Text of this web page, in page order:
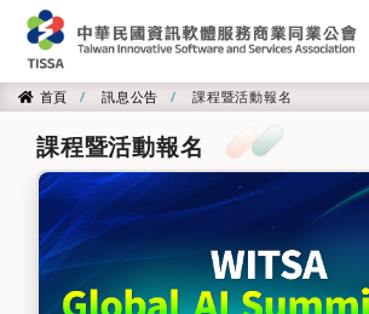
首頁
首頁 訊息公告 課程暨活動報名
課程暨活動報名